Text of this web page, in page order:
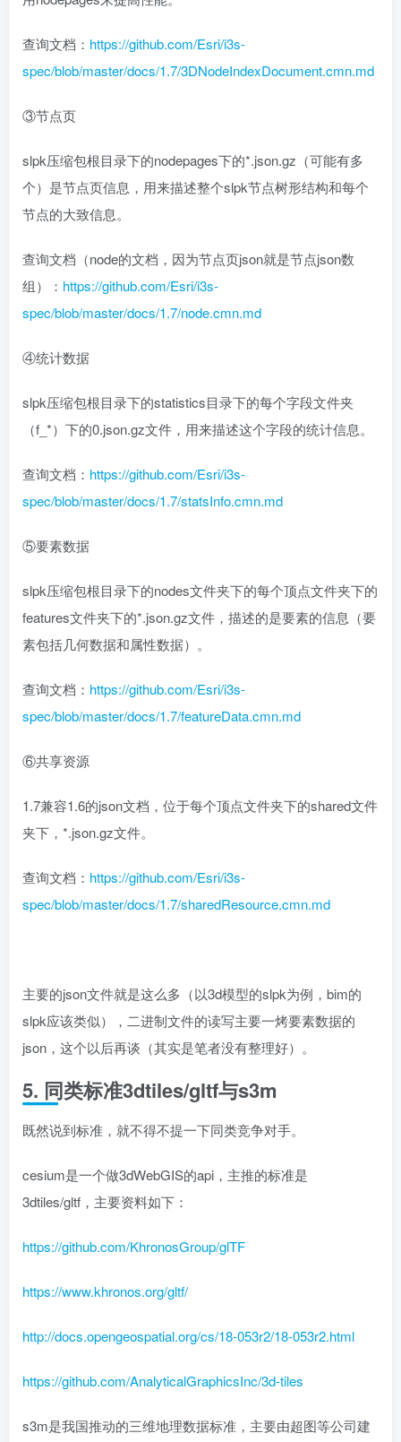
查询文档： https://github.com/Esri/i3s-
spec/blob/master/docs/1.7/3DNodeIndexDocument.cmn.md
③节点页
slpk压缩包根目录下的nodepages下的*.json.gz（可能有多
个）是节点页信息，用来描述整个slpk节点树形结构和每个
节点的大致信息。
查询文档（node的文档，因为节点页json就是节点json数
组）： https://github.com/Esri/i3s-
spec/blob/master/docs/1.7/node.cmn.md
④统计数据
slpk压缩包根目录下的statistics目录下的每个字段文件夹
（f_*）下的0.json.gz文件，用来描述这个字段的统计信息。
查询文档： https://github.com/Esri/i3s-
spec/blob/master/docs/1.7/statsInfo.cmn.md
⑤要素数据
slpk压缩包根目录下的nodes文件夹下的每个顶点文件夹下的
features文件夹下的*.json.gz文件，描述的是要素的信息（要
素包括几何数据和属性数据）。
查询文档： https://github.com/Esri/i3s-
spec/blob/master/docs/1.7/featureData.cmn.md
⑥共享资源
1.7兼容1.6的json文档，位于每个顶点文件夹下的shared文件
夹下，*.json.gz文件。
查询文档： https://github.com/Esri/i3s-
spec/blob/master/docs/1.7/sharedResource.cmn.md
主要的json文件就是这么多（以3d模型的slpk为例，bim的
slpk应该类似），二进制文件的读写主要一烤要素数据的
json，这个以后再谈（其实是笔者没有整理好）。
5. 同类标准3dtiles/gltf与s3m
既然说到标准，就不得不提一下同类竞争对手。
cesium是一个做3dWebGIS的api，主推的标准是
3dtiles/gltf，主要资料如下：
https://github.com/KhronosGroup/glTF
https://www.khronos.org/gltf/
http://docs.opengeospatial.org/cs/18-053r2/18-053r2.html
https://github.com/AnalyticalGraphicsInc/3d-tiles
s3m是我国推动的三维地理数据标准，主要由超图等公司建